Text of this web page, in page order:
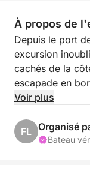
À propos de
Depuis le port
excursion
cachés de la
escapade en
entre détente,
Dès le départ,
Voir plus
FL Organisé
Bateau